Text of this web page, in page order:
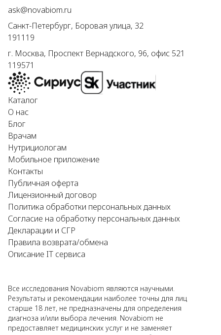
ask@novabiom.ru
Санкт-Петербург, Боровая улица, 32
191119
г. Москва, Проспект Вернадского, 96, офис 521
119571
Каталог
О нас
Блог
Врачам
Нутрициологам
Мобильное приложение
Контакты
Публичная оферта
Лицензионный договор
Политика обработки персональных данных
Согласие на обработку персональных данных
Декларации и СГР
Правила возврата/обмена
Описание IT сервиса
Все исследования Novabiom являются научными.
Результаты и рекомендации наиболее точны для лиц
старше 18 лет, не предназначены для определения
диагноза и/или выбора лечения. Novabiom не
предоставляет медицинских услуг и не заменяет